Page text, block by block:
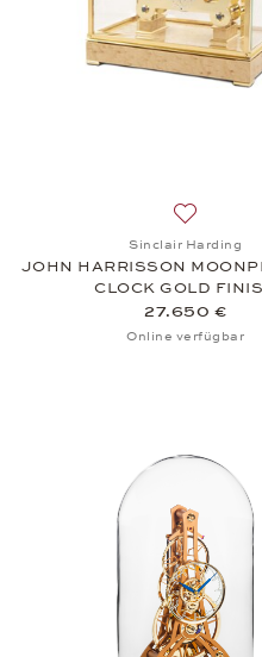
Sinclair Harding
JOHN HARRISSON
CLOCK GOLD
27.650 €
Online verfügbar